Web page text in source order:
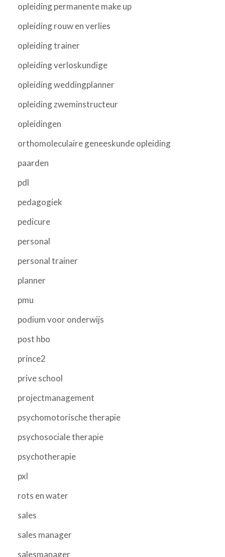
opleiding permanente make up
opleiding rouw en verlies
opleiding trainer
opleiding verloskundige
opleiding weddingplanner
opleiding zweminstructeur
opleidingen
orthomoleculaire geneeskunde opleiding
paarden
pdl
pedagogiek
pedicure
personal
personal trainer
planner
pmu
podium voor onderwijs
post hbo
prince2
prive school
projectmanagement
psychomotorische therapie
psychosociale therapie
psychotherapie
pxl
rots en water
sales
sales manager
salesmanager